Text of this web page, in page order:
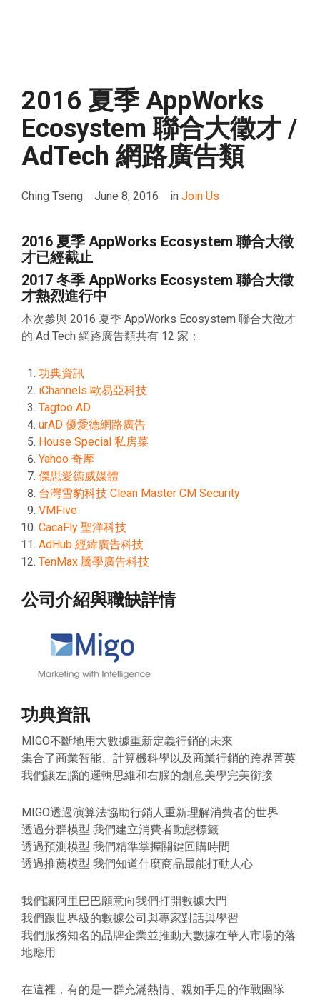
2016 夏季 AppWorks
Ecosystem 聯合大徵才 /
AdTech 網路廣告類
Ching Tseng June 8, 2016 in Join Us
2016 夏季 AppWorks Ecosystem 聯合大徵
才已經截止
2017 冬季 AppWorks Ecosystem 聯合大徵
才熱烈進行中
本次參與 2016 夏季 AppWorks Ecosystem 聯合大徵才
的 Ad Tech 網路廣告類共有 12 家：
功典資訊
iChannels 歐易亞科技
Tagtoo AD
urAD 優愛德網路廣告
House Special 私房菜
Yahoo 奇摩
傑思愛德威媒體
台灣雪豹科技 Clean Master CM Security
VMFive
CacaFly 聖洋科技
AdHub 經緯廣告科技
TenMax 騰學廣告科技
公司介紹與職缺詳情
功典資訊
MIGO不斷地用大數據重新定義行銷的未來
集合了商業智能、計算機科學以及商業行銷的跨界菁英
我們讓左腦的邏輯思維和右腦的創意美學完美銜接
MIGO透過演算法協助行銷人重新理解消費者的世界
透過分群模型 我們建立消費者動態標籤
透過預測模型 我們精準掌握關鍵回購時間
透過推薦模型 我們知道什麼商品最能打動人心
我們讓阿里巴巴願意向我們打開數據大門
我們跟世界級的數據公司與專家對話與學習
我們服務知名的品牌企業並推動大數據在華人市場的落
地應用
在這裡，有的是一群充滿熱情、親如手足的作戰團隊